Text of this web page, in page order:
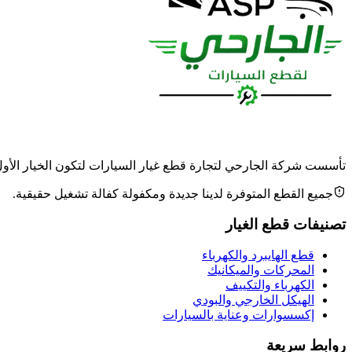
تأسست شركة الجارحي لتجارة قطع غيار السيارات لتكون الخيار الأول
جميع القطع المتوفرة لدينا جديدة ومكفولة كفالة تشغيل حقيقية.
تصنيفات قطع الغيار
قطع الهايبرد والكهرباء
المحركات والميكانيك
الكهرباء والتكييف
الهيكل الخارجي والبودي
إكسسوارات وعناية بالسيارات
روابط سريعة